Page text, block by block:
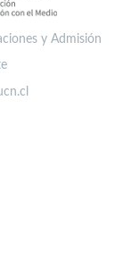
y Admisión